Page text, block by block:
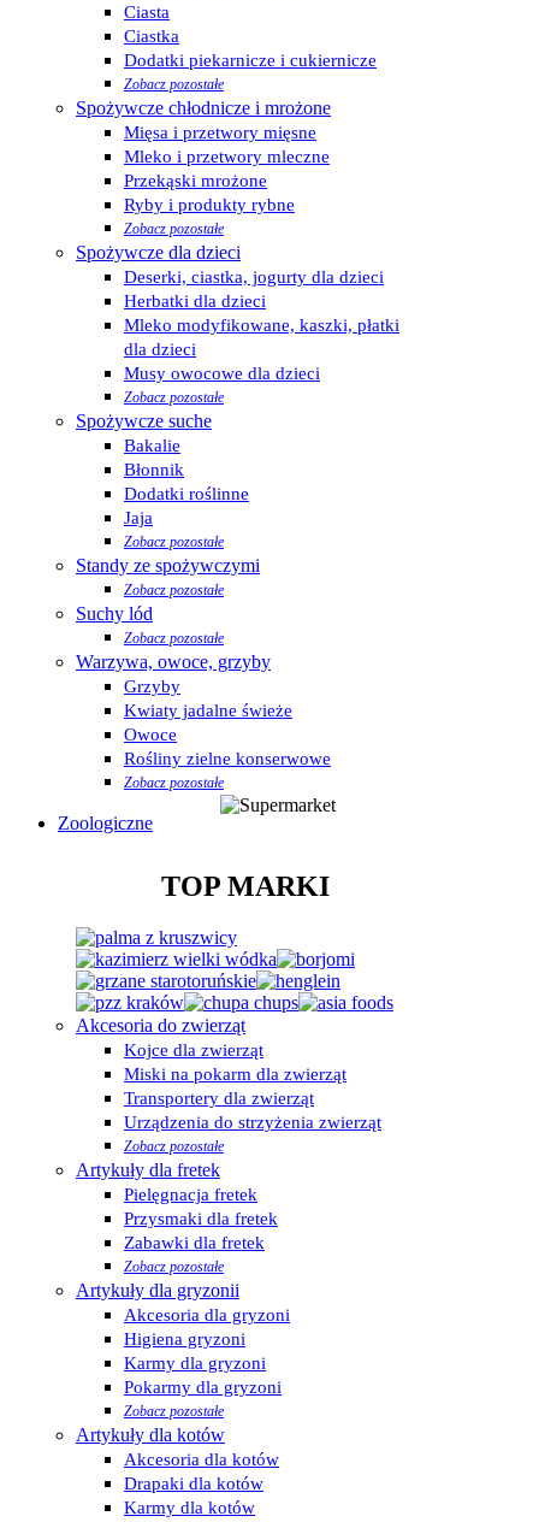
Ciasta
Ciastka
Dodatki piekarnicze i cukiernicze
Zobacz pozostałe
Spożywcze chłodnicze i mrożone
Mięsa i przetwory mięsne
Mleko i przetwory mleczne
Przekąski mrożone
Ryby i produkty rybne
Zobacz pozostałe
Spożywcze dla dzieci
Deserki, ciastka, jogurty dla dzieci
Herbatki dla dzieci
Mleko modyfikowane, kaszki, płatki
dla dzieci
Musy owocowe dla dzieci
Zobacz pozostałe
Spożywcze suche
Bakalie
Błonnik
Dodatki roślinne
Jaja
Zobacz pozostałe
Standy ze spożywczymi
Zobacz pozostałe
Suchy lód
Zobacz pozostałe
Warzywa, owoce, grzyby
Grzyby
Kwiaty jadalne świeże
Owoce
Rośliny zielne konserwowe
Zobacz pozostałe
Zoologiczne
TOP MARKI
Akcesoria do zwierząt
Kojce dla zwierząt
Miski na pokarm dla zwierząt
Transportery dla zwierząt
Urządzenia do strzyżenia zwierząt
Zobacz pozostałe
Artykuły dla fretek
Pielęgnacja fretek
Przysmaki dla fretek
Zabawki dla fretek
Zobacz pozostałe
Artykuły dla gryzonii
Akcesoria dla gryzoni
Higiena gryzoni
Karmy dla gryzoni
Pokarmy dla gryzoni
Zobacz pozostałe
Artykuły dla kotów
Akcesoria dla kotów
Drapaki dla kotów
Karmy dla kotów